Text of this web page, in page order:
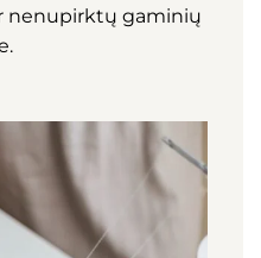
nenupirktų gaminių